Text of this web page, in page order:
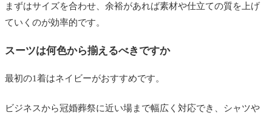
まずはサイズを合わせ、余裕があれば素材や仕立ての質を上げ
ていくのが効率的です。
スーツは何色から揃えるべきですか
最初の1着はネイビーがおすすめです。
ビジネスから冠婚葬祭に近い場まで幅広く対応でき、シャツや